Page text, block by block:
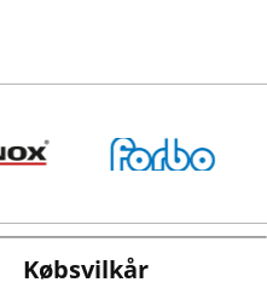
Købsvilkår